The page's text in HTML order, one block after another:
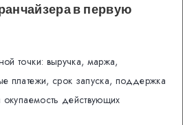
в первую
точки: выручка, маржа,
платежи, срок запуска, поддержка
окупаемость действующих